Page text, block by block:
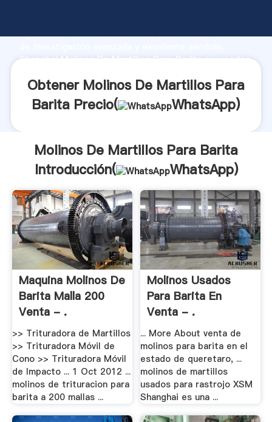
Agarrando fuerte capacidad de producción, fuerza
Shanghai Molinos De Martillos Para Barita proveedor
Obtener Molinos De Martillos Para
Barita Precio(
WhatsApp)
Molinos De Martillos Para Barita
Introducción(
WhatsApp)
Maquina Molinos De
Barita Malla 200
Venta - .
>> Trituradora de Martillos
>> Trituradora Móvil de
Cono >> Trituradora Móvil
de Impacto ... 1 Oct 2012 ...
molinos de trituracion para
barita a 200 mallas ...
Molinos Usados
Para Barita En
Venta - .
... More About venta de
molinos para barita en el
estado de queretaro, ...
molinos de martillos
usados para rastrojo XSM
Shanghai es una ...